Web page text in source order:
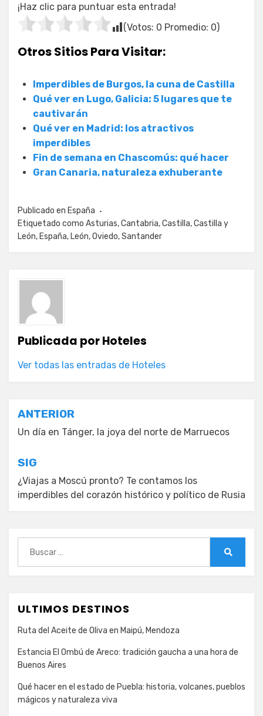
¡Haz clic para puntuar esta entrada!
(Votos: 0 Promedio: 0)
Otros Sitios Para Visitar:
Imperdibles de Burgos, la cuna de Castilla
Qué ver en Lugo, Galicia: 5 lugares que te
cautivarán
Qué ver en Madrid: los atractivos
imperdibles
Fin de semana en Chascomús: qué hacer
Gran Canaria, naturaleza exhuberante
Publicado en España
Etiquetado como Asturias,Cantabria,Castilla,Castilla y
León, España, León,Oviedo,Santander
Publicada porHoteles
Ver todas las entradas de Hoteles
Navegación
de
entradas
ANTERIOR
Un día en Tánger, la joya del norte de Marruecos
SIG
¿Viajas a Moscú pronto? Te contamos los
imperdibles del corazón histórico y político de Rusia
ULTIMOS DESTINOS
Ruta del Aceite de Oliva en Maipú, Mendoza
Estancia El Ombú de Areco: tradición gaucha a una hora de
Buenos Aires
Qué hacer en el estado de Puebla: historia, volcanes, pueblos
mágicos y naturaleza viva